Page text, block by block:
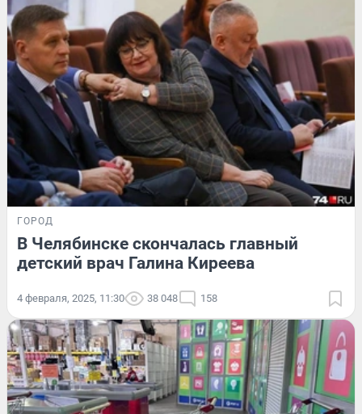
ГОРОД
В Челябинске скончалась главный
детский врач Галина Киреева
4 февраля, 2025, 11:30 38 048 158